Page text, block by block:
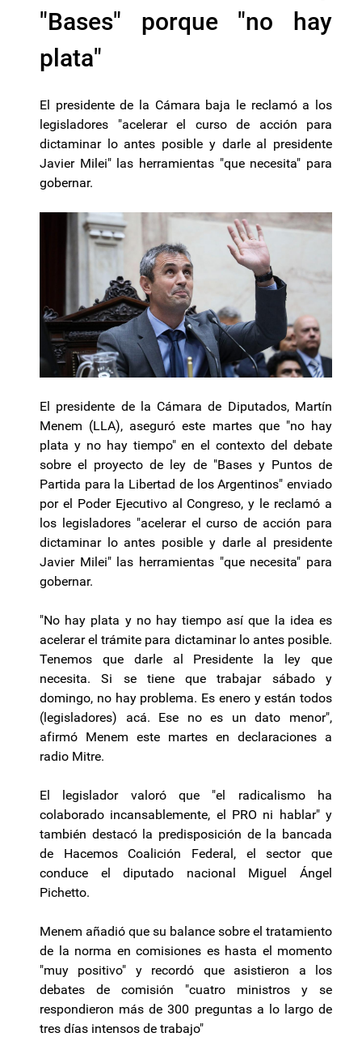
"Bases" porque "no hay
plata"
El presidente de la Cámara baja le reclamó a los
legisladores "acelerar el curso de acción para
dictaminar lo antes posible y darle al presidente
Javier Milei" las herramientas "que necesita" para
gobernar.
El presidente de la Cámara de Diputados, Martín
Menem (LLA), aseguró este martes que "no hay
plata y no hay tiempo" en el contexto del debate
sobre el proyecto de ley de "Bases y Puntos de
Partida para la Libertad de los Argentinos" enviado
por el Poder Ejecutivo al Congreso, y le reclamó a
los legisladores "acelerar el curso de acción para
dictaminar lo antes posible y darle al presidente
Javier Milei" las herramientas "que necesita" para
gobernar.
"No hay plata y no hay tiempo así que la idea es
acelerar el trámite para dictaminar lo antes posible.
Tenemos que darle al Presidente la ley que
necesita. Si se tiene que trabajar sábado y
domingo, no hay problema. Es enero y están todos
(legisladores) acá. Ese no es un dato menor",
afirmó Menem este martes en declaraciones a
radio Mitre.
El legislador valoró que "el radicalismo ha
colaborado incansablemente, el PRO ni hablar" y
también destacó la predisposición de la bancada
de Hacemos Coalición Federal, el sector que
conduce el diputado nacional Miguel Ángel
Pichetto.
Menem añadió que su balance sobre el tratamiento
de la norma en comisiones es hasta el momento
"muy positivo" y recordó que asistieron a los
debates de comisión "cuatro ministros y se
respondieron más de 300 preguntas a lo largo de
tres días intensos de trabajo"